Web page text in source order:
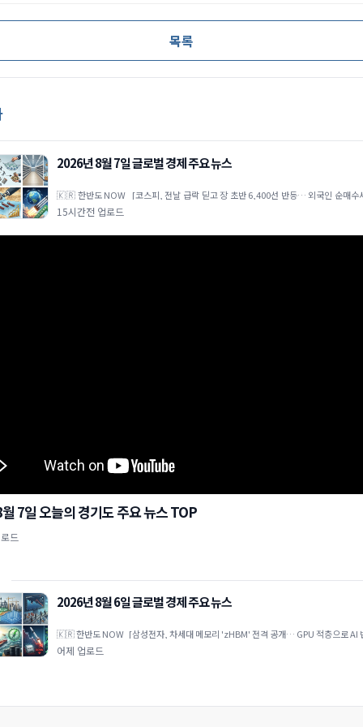
목록
2026년 8월 7일 글로벌 경제 주요 뉴스
🇰🇷 한반도 NOW [코스피, 전날 급락 딛고 장 초반 6,400선 반등… 외국인 순매수세
주도] 전일 미국 기술주 약세 및 시장 불안감
15시간전 업로드
7일 오늘의 경기도 주요 뉴스 TOP
드
2026년 8월 6일 글로벌 경제 주요 뉴스
🇰🇷 한반도 NOW [삼성전자, 차세대 메모리 'zHBM' 전격 공개… GPU 적층으로 AI
복 선언] 삼성전자가 그래픽처리장치(GPU
어제 업로드